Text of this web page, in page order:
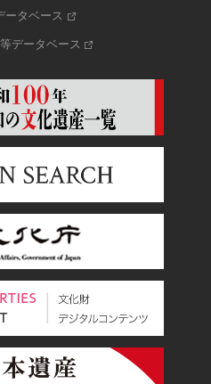
ータベース
データベース